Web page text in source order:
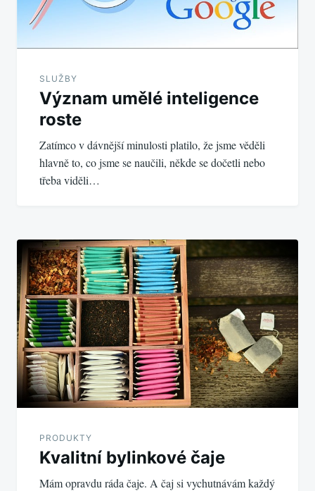
SLUŽBY
Význam umělé inteligence
roste
Zatímco v dávnější minulosti platilo, že jsme věděli
hlavně to, co jsme se naučili, někde se dočetli nebo
třeba viděli…
PRODUKTY
Kvalitní bylinkové čaje
Mám opravdu ráda čaje. A čaj si vychutnávám každý